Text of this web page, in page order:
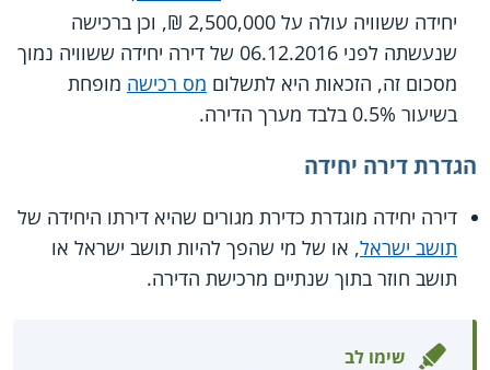
יחידה ששוויה עולה על 2,500,000 ₪, וכן ברכישה
שנעשתה לפני 06.12.2016 של דירה יחידה ששוויה נמוך
מסכום זה, הזכאות היא לתשלום מס רכישה מופחת
בשיעור 0.5% בלבד מערך הדירה.
הגדרת דירה יחידה
דירה יחידה מוגדרת כדירת מגורים שהיא דירתו היחידה של
תושב ישראל, או של מי שהפך להיות תושב ישראל או
תושב חוזר בתוך שנתיים מרכישת הדירה.
שימו לב